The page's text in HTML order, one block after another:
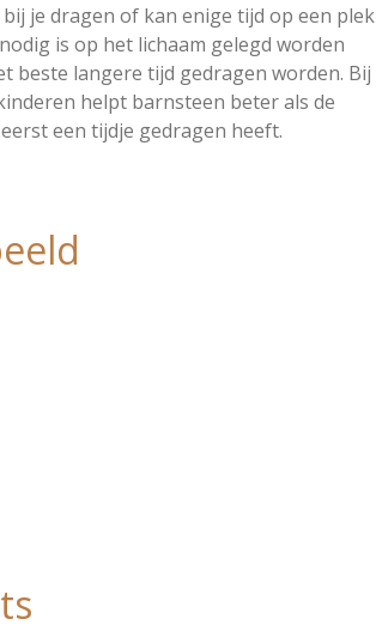
je dragen of kan enige tijd op een plek
is op het lichaam gelegd worden
beste langere tijd gedragen worden. Bij
helpt barnsteen beter als de
een tijdje gedragen heeft.